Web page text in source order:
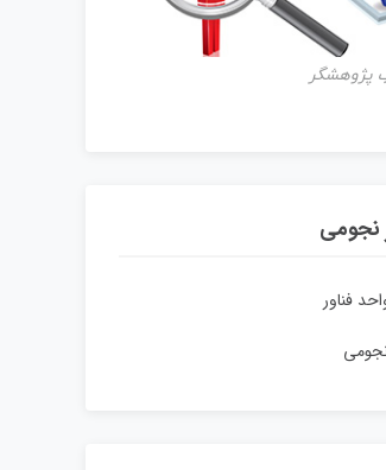
پژوهشگر
نجومی
فناور